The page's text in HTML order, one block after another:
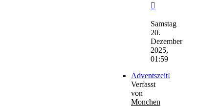
Beitrag
Samstag
20.
Dezember
2025,
01:59
Adventszeit!
Verfasst
von
Monchen